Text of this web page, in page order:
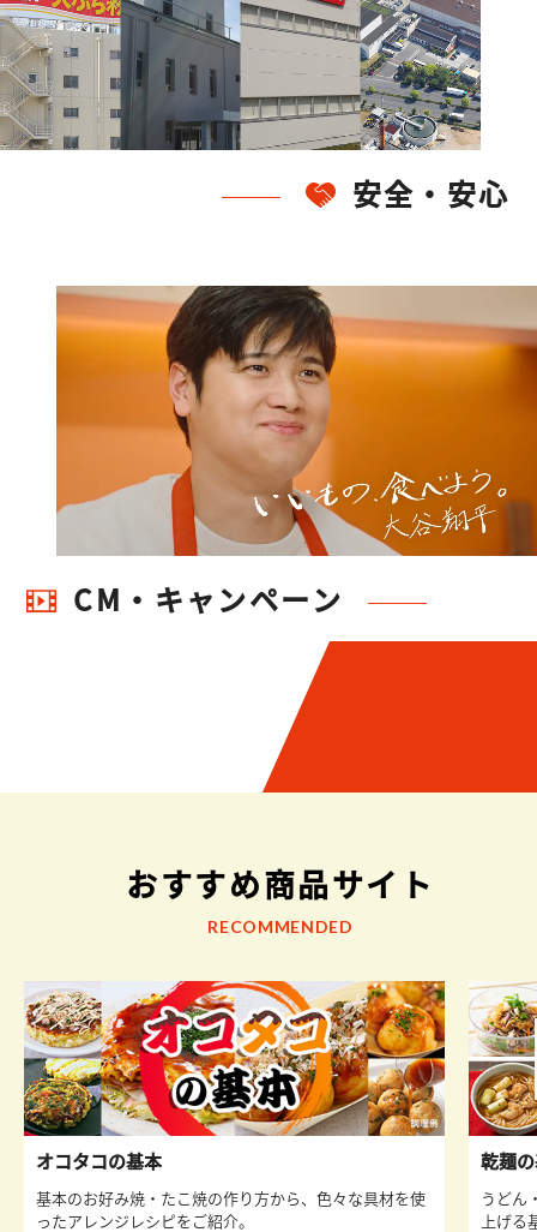
安全・安心
CM・キャンペーン
おすすめ商品サイト
RECOMMENDED
オコタコの基本
基本のお好み焼・たこ焼の作り方から、色々な具材を使
ったアレンジレシピをご紹介。
乾麺
うどん
上げ